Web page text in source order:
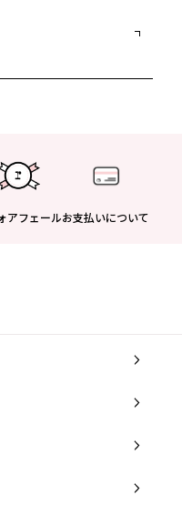
アフェールお支払いについて